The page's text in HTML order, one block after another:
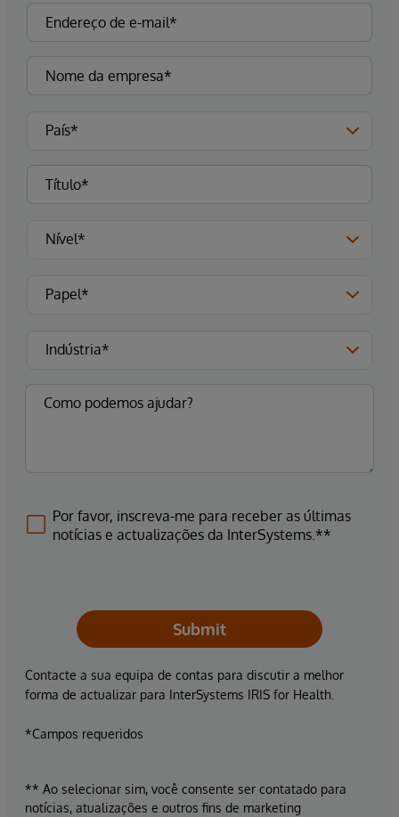
Por favor, inscreva-me para receber as últimas
notícias e actualizações da InterSystems.**
Submit
Contacte a sua equipa de contas para discutir a melhor
forma de actualizar para InterSystems IRIS for Health.
*Campos requeridos
** Ao selecionar sim, você consente ser contatado para
notícias, atualizações e outros fins de marketing